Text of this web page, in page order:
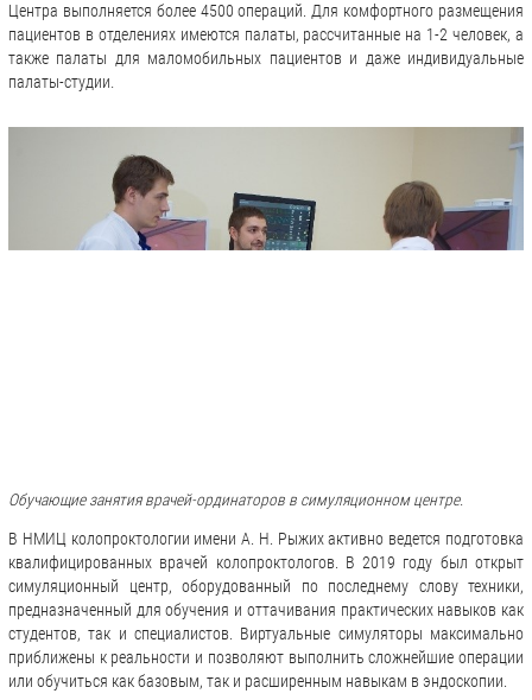
Центра выполняется более 4500 операций. Для комфортного размещения
пациентов в отделениях имеются палаты, рассчитанные на 1-2 человек, а
также палаты для маломобильных пациентов и даже индивидуальные
палаты-студии
Обучающие занятия врачей-ординаторов в симуляционном центре.
В НМИЦ колопроктологии имени А. Н. Рыжих активно ведется подготовка
квалифицированных врачей колопроктологов. В 2019 году был открыт
симуляционный центр, оборудованный по последнему слову техники,
предназначенный для обучения и оттачивания практических навыков как
студентов, так и специалистов. Виртуальные симуляторы максимально
приближены к реальности и позволяют выполнить сложнейшие операции
или обучиться как базовым, так и расширенным навыкам в эндоскопии.